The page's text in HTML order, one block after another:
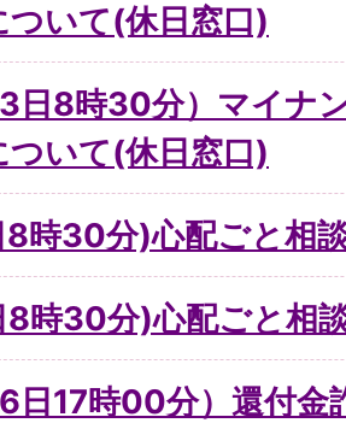
ついて(休日窓口)
日8時30分）マイナ
ついて(休日窓口)
8時30分)心配ごと相
8時30分)心配ごと相
日17時00分）還付金